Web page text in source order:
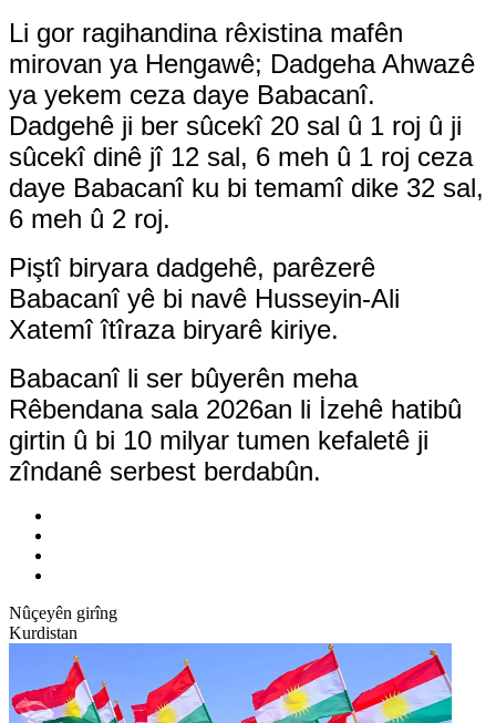
Li gor ragihandina rêxistina mafên
mirovan ya Hengawê; Dadgeha Ahwazê
ya yekem ceza daye Babacanî.
Dadgehê ji ber sûcekî 20 sal û 1 roj û ji
sûcekî dinê jî 12 sal, 6 meh û 1 roj ceza
daye Babacanî ku bi temamî dike 32 sal,
6 meh û 2 roj.
Piştî biryara dadgehê, parêzerê
Babacanî yê bi navê Husseyin-Ali
Xatemî îtîraza biryarê kiriye.
Babacanî li ser bûyerên meha
Rêbendana sala 2026an li İzehê hatibû
girtin û bi 10 milyar tumen kefaletê ji
zîndanê serbest berdabûn.
Nûçeyên girîng
Kurdistan